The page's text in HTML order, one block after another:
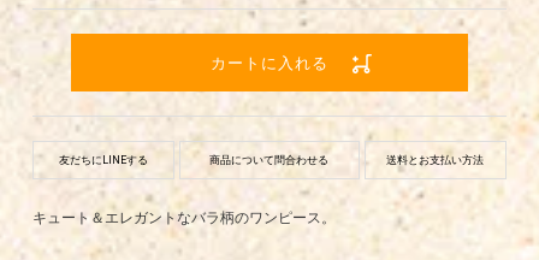
カートに入れる
友だちにLINEする 商品について問合わせる 送料とお支払い方法
キュート＆エレガントなバラ柄のワンピース。